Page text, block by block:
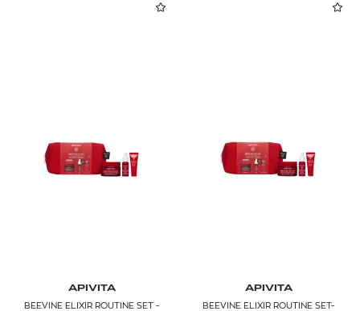
APIVITA
BEEVINE ELIXIR ROUTINE SET -
APIVITA
BEEVINE ELIXIR ROUTINE SET-